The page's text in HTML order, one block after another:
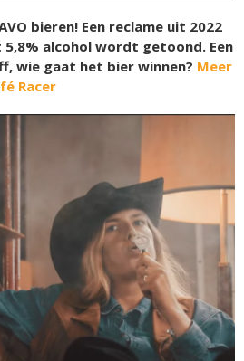
bieren! Een reclame uit 2022
5,8% alcohol wordt getoond. Een
wie gaat het bier winnen? Meer
Racer